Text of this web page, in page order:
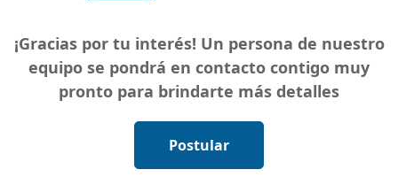
¡Gracias por tu interés! Un persona de nuestro
equipo se pondrá en contacto contigo muy
pronto para brindarte más detalles